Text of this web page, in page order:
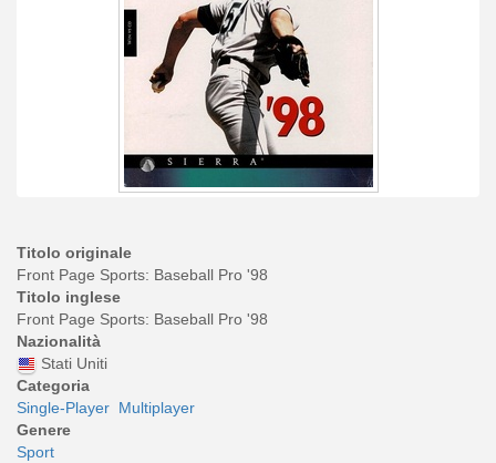
Titolo originale
Front Page Sports: Baseball Pro '98
Titolo inglese
Front Page Sports: Baseball Pro '98
Nazionalità
Stati Uniti
Categoria
Single-Player Multiplayer
Genere
Sport